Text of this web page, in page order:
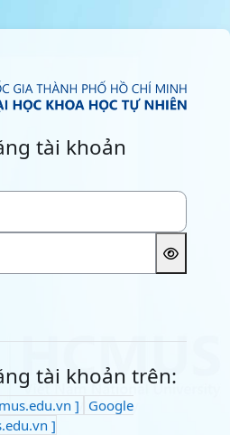
Đăng nhập vào
tài khoản
tài khoản trên:
] Google
]